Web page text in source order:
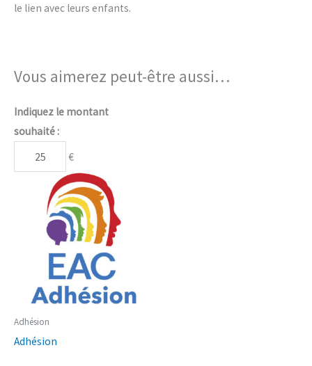
le lien avec leurs enfants.
Vous aimerez peut-être aussi…
Indiquez le montant
souhaité :
€
Adhésion
Adhésion